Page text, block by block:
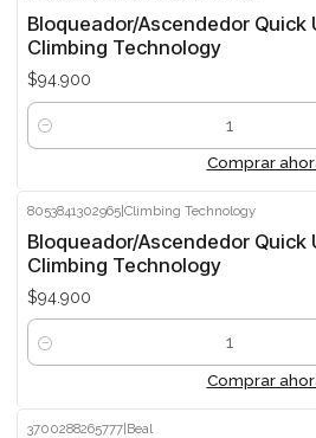
Bloqueador/Ascendedor Quick
Climbing Technology
$94.900
Cantidad
Comprar
8053841302965|Climbing Technology
Bloqueador/Ascendedor Quick
Climbing Technology
$94.900
Cantidad
Comprar
3700288265777|Beal